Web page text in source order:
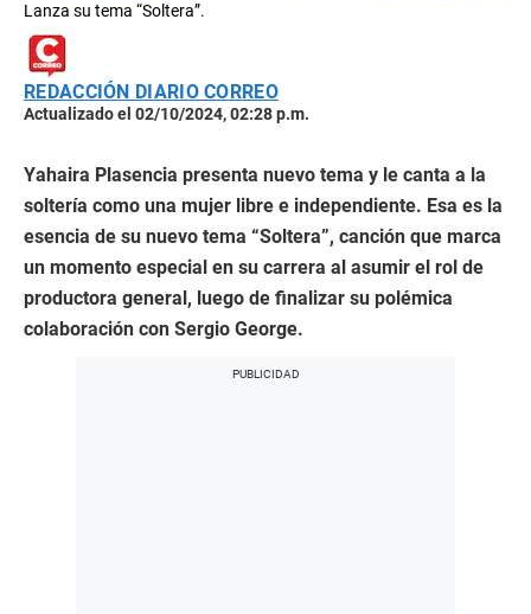
Lanza su tema “Soltera”.
REDACCIÓN DIARIO CORREO
Actualizado el 02/10/2024, 02:28 p.m.
Yahaira Plasencia presenta nuevo tema y le canta a la
soltería como una mujer libre e independiente. Esa es la
esencia de su nuevo tema “Soltera”, canción que marca
un momento especial en su carrera al asumir el rol de
productora general, luego de finalizar su polémica
colaboración con Sergio George.